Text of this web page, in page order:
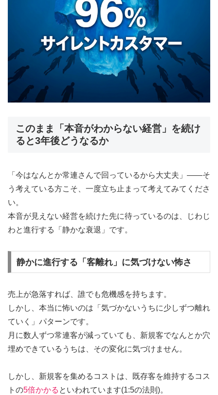
このまま「本音がわからない経営」を続け
ると3年後どうなるか
「今はなんとか常連さんで回っているから大丈夫」——そ
う考えている方こそ、一度立ち止まって考えてみてくださ
い。
本音が見えない経営を続けた先に待っているのは、じわじ
わと進行する「静かな衰退」です。
静かに進行する「客離れ」に気づけない怖さ
売上が急落すれば、誰でも危機感を持ちます。
しかし、本当に怖いのは「気づかないうちに少しずつ離れ
ていく」パターンです。
月に数人ずつ常連客が減っていても、新規客でなんとか穴
埋めできているうちは、その変化に気づけません。
しかし、新規客を集めるコストは、既存客を維持するコス
トの5倍かかる といわれています(1:5の法則)。